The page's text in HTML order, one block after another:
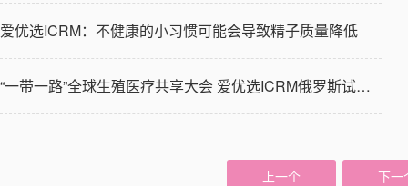
爱优选ICRM：不健康的小习惯可能会导致精子质量降低
“一带一路”全球生殖医疗共享大会 爱优选ICRM俄罗斯试管婴儿…
上一个 下一
伊戈尔 • 科尔涅耶夫